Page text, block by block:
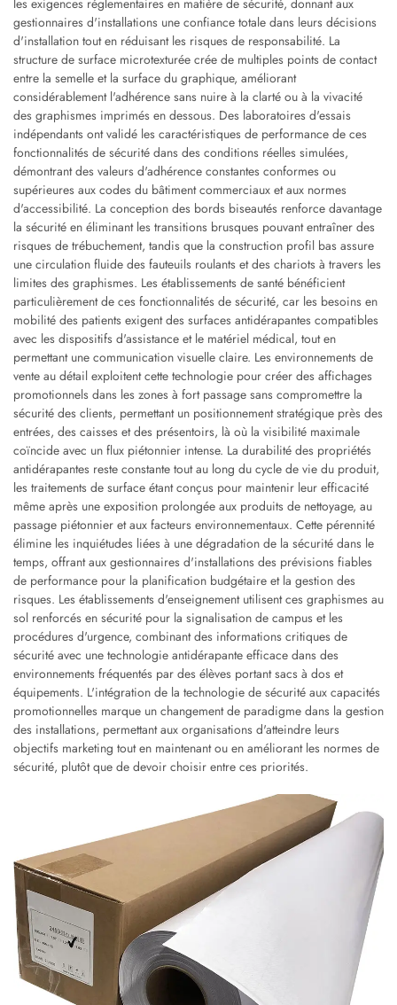
les exigences réglementaires en matière de sécurité, donnant aux
gestionnaires d'installations une confiance totale dans leurs décisions
d'installation tout en réduisant les risques de responsabilité. La
structure de surface microtexturée crée de multiples points de contact
entre la semelle et la surface du graphique, améliorant
considérablement l'adhérence sans nuire à la clarté ou à la vivacité
des graphismes imprimés en dessous. Des laboratoires d'essais
indépendants ont validé les caractéristiques de performance de ces
fonctionnalités de sécurité dans des conditions réelles simulées,
démontrant des valeurs d'adhérence constantes conformes ou
supérieures aux codes du bâtiment commerciaux et aux normes
d'accessibilité. La conception des bords biseautés renforce davantage
la sécurité en éliminant les transitions brusques pouvant entraîner des
risques de trébuchement, tandis que la construction profil bas assure
une circulation fluide des fauteuils roulants et des chariots à travers les
limites des graphismes. Les établissements de santé bénéficient
particulièrement de ces fonctionnalités de sécurité, car les besoins en
mobilité des patients exigent des surfaces antidérapantes compatibles
avec les dispositifs d'assistance et le matériel médical, tout en
permettant une communication visuelle claire. Les environnements de
vente au détail exploitent cette technologie pour créer des affichages
promotionnels dans les zones à fort passage sans compromettre la
sécurité des clients, permettant un positionnement stratégique près des
entrées, des caisses et des présentoirs, là où la visibilité maximale
coïncide avec un flux piétonnier intense. La durabilité des propriétés
antidérapantes reste constante tout au long du cycle de vie du produit,
les traitements de surface étant conçus pour maintenir leur efficacité
même après une exposition prolongée aux produits de nettoyage, au
passage piétonnier et aux facteurs environnementaux. Cette pérennité
élimine les inquiétudes liées à une dégradation de la sécurité dans le
temps, offrant aux gestionnaires d'installations des prévisions fiables
de performance pour la planification budgétaire et la gestion des
risques. Les établissements d'enseignement utilisent ces graphismes au
sol renforcés en sécurité pour la signalisation de campus et les
procédures d'urgence, combinant des informations critiques de
sécurité avec une technologie antidérapante efficace dans des
environnements fréquentés par des élèves portant sacs à dos et
équipements. L'intégration de la technologie de sécurité aux capacités
promotionnelles marque un changement de paradigme dans la gestion
des installations, permettant aux organisations d'atteindre leurs
objectifs marketing tout en maintenant ou en améliorant les normes de
sécurité, plutôt que de devoir choisir entre ces priorités.